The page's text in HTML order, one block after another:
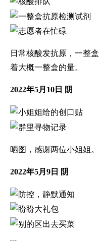
日常核酸发抗原，一整
着大概一整盒的量。
2022年5月10日 阴
晒图，感谢两位小姐姐。
2022年5月9日 阴